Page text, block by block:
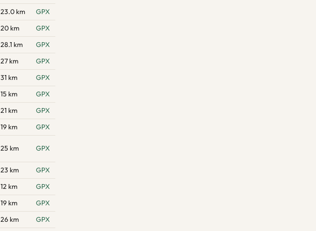
23.0 km
GPX
20 km
GPX
28.1 km
GPX
27 km
GPX
31 km
GPX
15 km
GPX
21 km
GPX
19 km
GPX
25 km GPX
23 km
GPX
12 km
GPX
19 km
GPX
26 km
GPX